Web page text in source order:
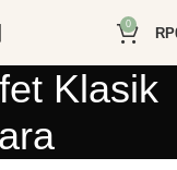
0
RP
Klasik